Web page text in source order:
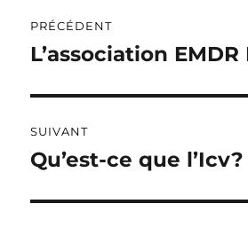
de
PRÉCÉDENT
Publication
L’association
SUIVANT
Publication
Qu’est-ce que l’Icv?